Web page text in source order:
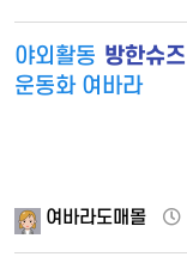
야외활동 방한슈즈
운동화 여바라
여바라도매몰